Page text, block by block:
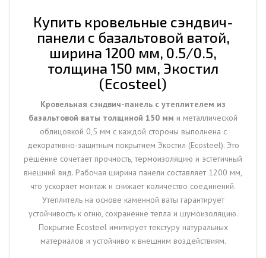
0.5/0.5,
толщина
Купить кровельные сэндвич-
панели с базальтовой ватой,
ширина 1200 мм, 0.5/0.5,
толщина 150 мм, Экостил
(Ecosteel)
Кровельная сэндвич-панель с утеплителем из
базальтовой ваты толщиной 150 мм и металлической
облицовкой 0,5 мм с каждой стороны выполнена с
декоративно-защитным покрытием Экостил (Ecosteel). Это
решение сочетает прочность, термоизоляцию и эстетичный
внешний вид. Рабочая ширина панели составляет 1200 мм,
что ускоряет монтаж и снижает количество соединений.
Утеплитель на основе каменной ваты гарантирует
устойчивость к огню, сохранение тепла и шумоизоляцию.
Покрытие Ecosteel имитирует текстуру натуральных
материалов и устойчиво к внешним воздействиям.